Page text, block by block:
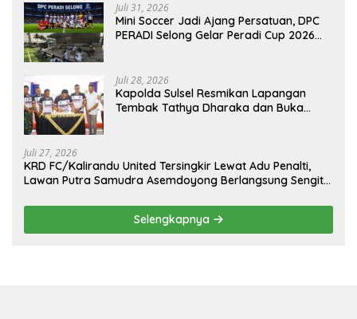
Juli 31, 2026
Mini Soccer Jadi Ajang Persatuan, DPC
PERADI Selong Gelar Peradi Cup 2026
Juli 28, 2026
Kapolda Sulsel Resmikan Lapangan
Tembak Tathya Dharaka dan Buka
Juli 27, 2026
KRD FC/Kalirandu United Tersingkir Lewat Adu Penalti,
Lawan Putra Samudra Asemdoyong Berlangsung Sengit
Selengkapnya